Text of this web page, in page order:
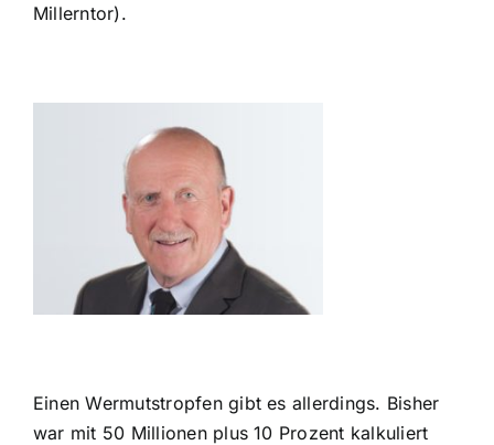
Millerntor).
Einen Wermutstropfen gibt es allerdings. Bisher
war mit 50 Millionen plus 10 Prozent kalkuliert